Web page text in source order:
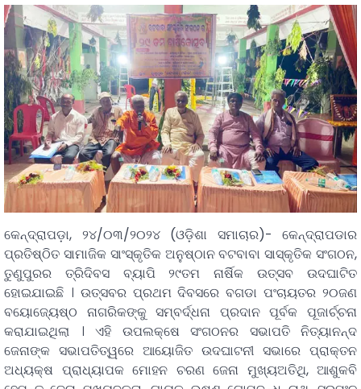
କେନ୍ଦ୍ରାପଡ଼ା, ୨୪/୦୩/୨୦୨୪ (ଓଡ଼ିଶା ସମାଚାର)- କେନ୍ଦ୍ରାପଡାର
ପ୍ରତିଷ୍ଠିତ ସାମାଜିକ ସାଂସ୍କୃତିକ ଅନୁଷ୍ଠାନ ବଟବାବା ସାସ୍କୃତିକ ସଂଗଠନ,
ତୁଣୁପୁରର ତ୍ରିଦିବସ ବ୍ୟାପି ୨୯ତମ ନାର୍ଷିକ ଉତ୍ସବ ଉଦଘାଟିତ
ହୋଇଯାଇଛି । ଉତ୍ସବର ପ୍ରଥମ ଦିବସରେ ବଗଡା ପଂଚାୟତର ୨୦ଜଣ
ବୟୋଜ୍ୟେଷ୍ଠ ନାଗରିକଙ୍କୁ ସମ୍ବର୍ଦ୍ଧନା ପ୍ରଦାନ ପୂର୍ବକ ପୂଜାର୍ଚ୍ଚନା
କରାଯାଇଥିଲା । ଏହି ଉପଲକ୍ଷେ ସଂଗଠନର ସଭାପତି ନିତ୍ୟାନନ୍ଦ
ଜେନାଙ୍କ ସଭାପତିତ୍ୱରେ ଆୟୋଜିତ ଉଦଘାଟନୀ ସଭାରେ ପ୍ରାକ୍ତନ
ଅଧ୍ୟକ୍ଷ ପ୍ରାଧ୍ୟାପକ ମୋହନ ଚରଣ ଜେନା ମୁଖ୍ୟଅତିଥି, ଆଶୁକବି